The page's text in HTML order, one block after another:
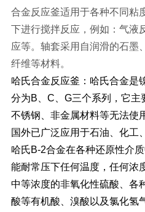
合金反应釜适用于各种不同粘
下进行搅拌反应，例如：气液
应等。轴套采用自润滑的石墨
纤维等材料。
哈氏合金反应釜：哈氏合金是
分为B C G三个系列，它主
不锈钢、非金属材料等无法使
国外已广泛应用于石油、化工
哈氏B-2合金在各种还原性介
能耐常压下任何温度，任何浓
中等浓度的非氧化性硫酸、各
酸等有机酸、溴酸以及氯化氢